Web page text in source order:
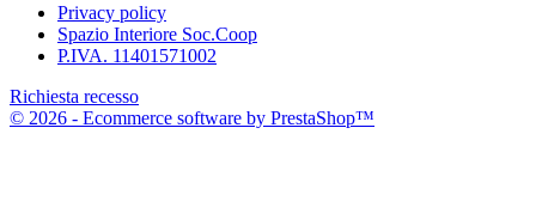
Privacy policy
Spazio Interiore Soc.Coop
P.IVA. 11401571002
Richiesta recesso
© 2026 - Ecommerce software by PrestaShop™